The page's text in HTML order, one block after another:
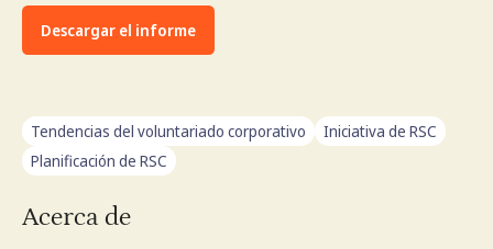
Descargar el informe
Tendencias del voluntariado corporativo
Iniciativa de RSC
Planificación de RSC
Acerca de